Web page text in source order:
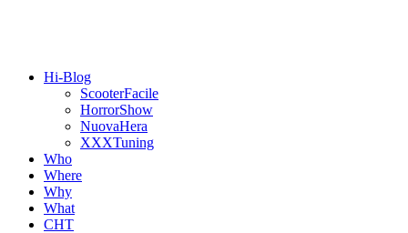
Hi-Blog
ScooterFacile
HorrorShow
NuovaHera
XXXTuning
Who
Where
Why
What
CHT